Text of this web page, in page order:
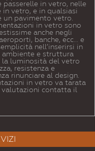
in vetro, nelle
vetro, e in qualsiasi
un pavimento vetro.
in vetro sono
anche negli
banche, ecc… e
nell’inserirsi in
e struttura
la luminosità del vetro
resistenza e
rinunciare al design.
in vetro va tarata
valutazioni contatta il